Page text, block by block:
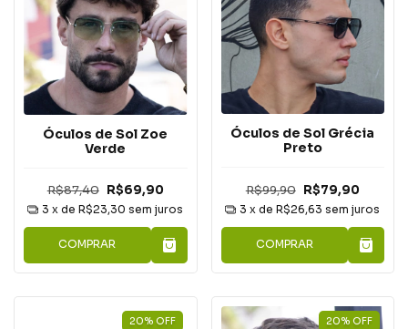
Óculos de Sol Zoe
Verde
R$87,40 R$69,90
3 x deR$23,30 sem juros
COMPRAR
Óculos de Sol Grécia
Preto
R$99,90 R$79,90
3 x deR$26,63 sem juros
COMPRAR
20% OFF 20% OFF